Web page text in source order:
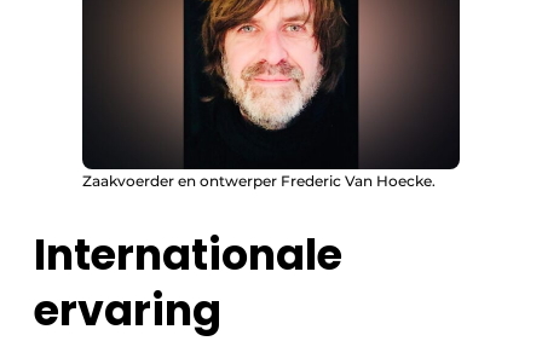
Zaakvoerder en ontwerper Frederic Van Hoecke.
Internationale
ervaring